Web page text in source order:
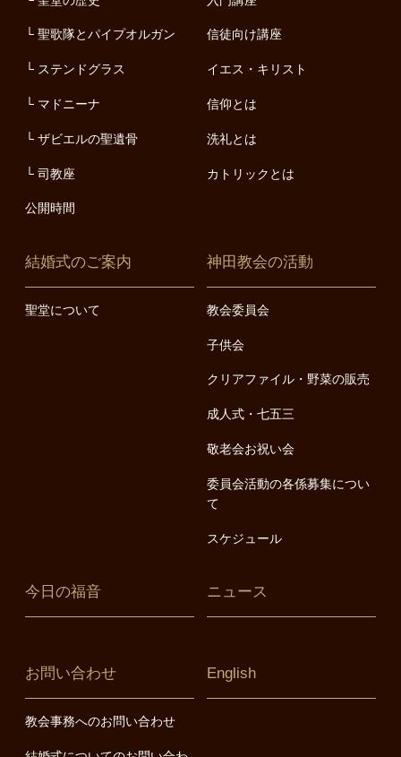
聖歌隊とパイプオルガン
ステンドグラス
マドニーナ
ザビエルの聖遺骨
司教座
公開時間
信徒向け講座
イエス・キリスト
信仰とは
洗礼とは
カトリックとは
結婚式のご案内
聖堂について
神田教会の活動
教会委員会
子供会
クリアファイル・野菜の販売
成人式・七五三
敬老会お祝い会
委員会活動の各係募集につい
て
スケジュール
今日の福音 ニュース
お問い合わせ
教会事務へのお問い合わせ
English